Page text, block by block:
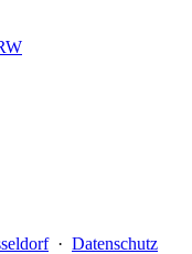
· Datenschutz